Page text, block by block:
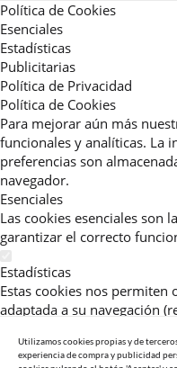
Política de Cookies
Esenciales
Estadísticas
Publicitarias
Política de Privacidad
Política de Cookies
Para mejorar aún más
funcionales y analíticas. La
preferencias son
navegador.
Esenciales
Las cookies esenciales son
garantizar el correcto
Estadísticas
Estas cookies nos permiten
adaptada a su navegación
consultadas, etc).Al activar
Utilizamos cookies propias y de
experiencia de compra y publicidad